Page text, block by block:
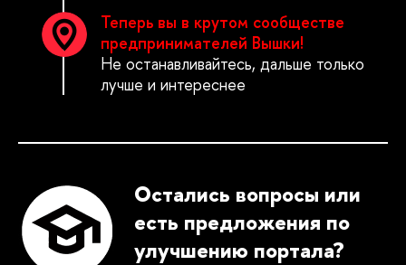
Теперь вы в крутом сообществе
предпринимателей Вышки!
Не останавливайтесь, дальше только
лучше и интереснее
Остались вопросы или
есть предложения по
улучшению портала?